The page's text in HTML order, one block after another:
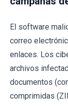
El software
correo
enlaces. Los
archivos
documentos
comprimidas